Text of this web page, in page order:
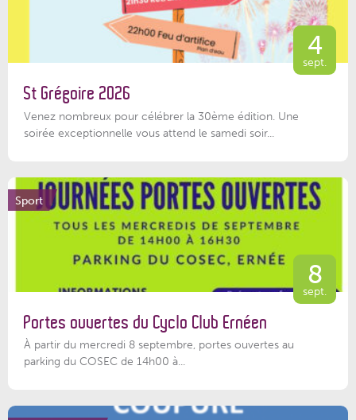
4
sept.
St Grégoire 2026
Venez nombreux pour célébrer la 30ème édition. Une
soirée exceptionnelle vous attend le samedi soir...
Sport
8
sept.
Portes ouvertes du Cyclo Club Ernéen
À partir du mercredi 8 septembre, portes ouvertes au
parking du COSEC de 14h00 à...